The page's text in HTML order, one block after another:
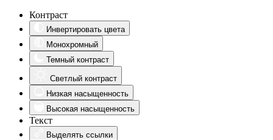
Контраст
Инвертировать цвета
Монохромный
Темный контраст
Светлый контраст
Низкая насыщенность
Высокая насыщенность
Текст
Выделять ссылки